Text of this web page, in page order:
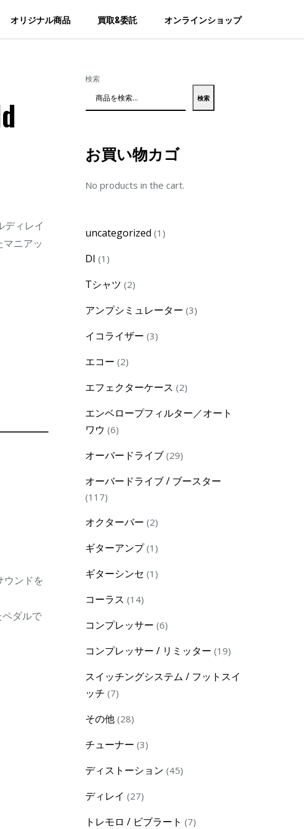
オリジナル商品 買取&委託 オンラインショップ
ディレイ
ニアッ
ウンドを
ダルで
検索
検索
お買い物カゴ
No products in the cart.
uncategorized 1 1
DI 1 1
Tシャツ 22
アンプシミュレーター 33
イコライザー 33
エコー 22
エフェクターケース 22
エンベロープフィルター／オート
ワウ 66
オーバードライブ 2929
オーバードライブ / ブースター
117117
オクターバー 22
ギターアンプ 1 1
ギターシンセ 1 1
コーラス 1414
コンプレッサー 66
コンプレッサー / リミッター 1919
スイッチングシステム / フットスイ
ッチ 77
その他 2828
チューナー 33
ディストーション 4545
ディレイ 2727
トレモロ / ビブラート 77